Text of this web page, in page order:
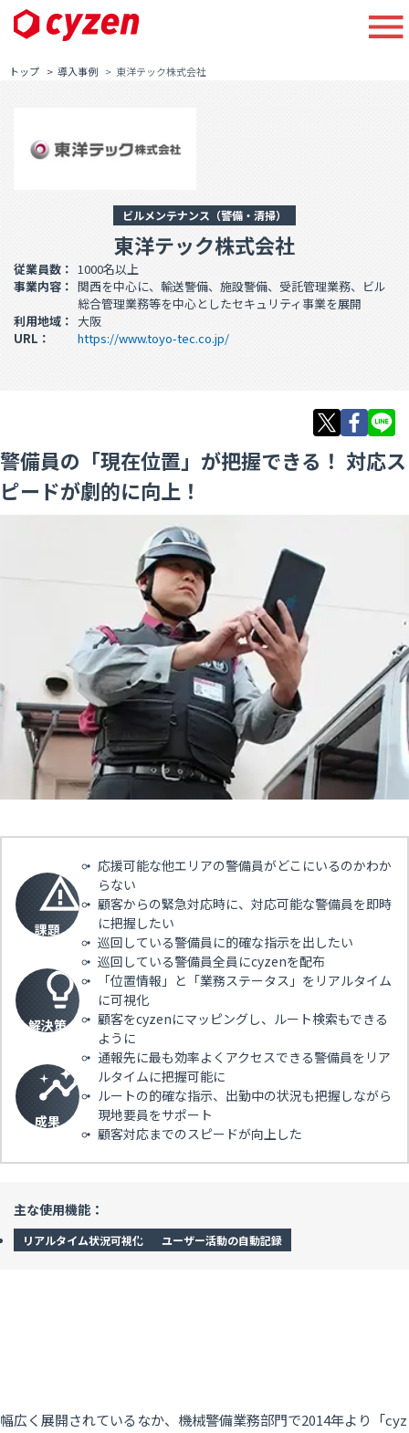
トップ 導入事例 東洋テック株式会社
ビルメンテナンス（警備・清掃）
東洋テック株式会社
従業員数： 1000名以上
事業内容： 関西を中心に、輸送警備、施設警備、受託管理業務、ビル
総合管理業務等を中心としたセキュリティ事業を展開
利用地域： 大阪
URL：
https://www.toyo-tec.co.jp/
警備員の「現在位置」が把握できる！ 対応ス
ピードが劇的に向上！
課題
応援可能な他エリアの警備員がどこにいるのかわか
らない
顧客からの緊急対応時に、対応可能な警備員を即時
に把握したい
巡回している警備員に的確な指示を出したい
解決策
巡回している警備員全員にcyzenを配布
「位置情報」と「業務ステータス」をリアルタイム
に可視化
顧客をcyzenにマッピングし、ルート検索もできる
ように
成果
通報先に最も効率よくアクセスできる警備員をリア
ルタイムに把握可能に
ルートの的確な指示、出勤中の状況も把握しながら
現地要員をサポート
顧客対応までのスピードが向上した
主な使用機能：
リアルタイム状況可視化 ユーザー活動の自動記録
幅広く展開されているなか、機械警備業務部門で2014年より「cyz